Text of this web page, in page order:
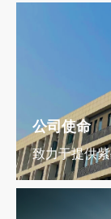
公司使命
致力于提供